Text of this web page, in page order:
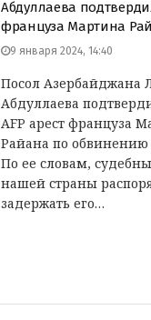
Абдуллаева
француза Мартина
9 января 2024, 14:40
Посол Азербайджана
Абдуллаева
AFP арест француза
Райана по
По ее словам,
нашей страны
задержать его…